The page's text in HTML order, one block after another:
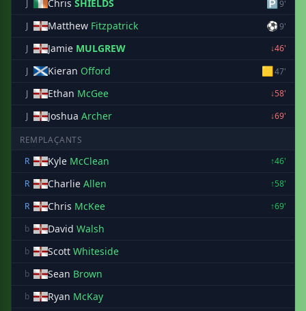
Chris SHIELDS 🅿 9'
J
Matthew Fitzpatrick ⚽9'
J
Jamie MULGREW
↓46'
J
Kieran Offord 🟨47'
J
Ethan McGee
↓58'
J
Joshua Archer ↓69'
REMPLAÇANTS
R
Kyle McClean
↑46'
R
Charlie Allen
↑58'
R
Chris McKee
↑69'
b
David Walsh
b Scott Whiteside
b Sean Brown
b Ryan McKay